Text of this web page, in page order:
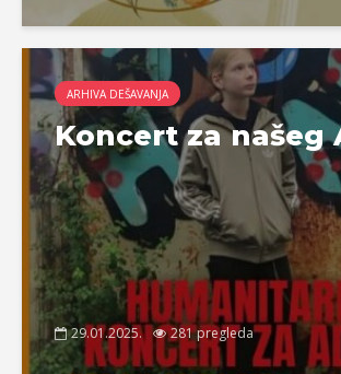
ARHIVA DEŠAVANJA
Koncert za našeg
29.01.2025. 281 pregleda